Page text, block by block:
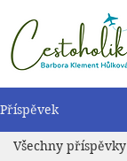
Příspěvek
Všechny příspěvky